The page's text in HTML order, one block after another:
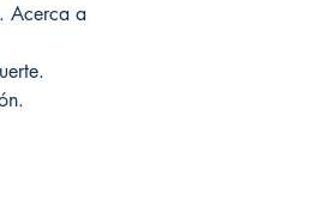
Acerca a